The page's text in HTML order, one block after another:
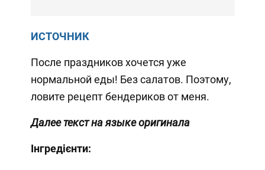
ИСТОЧНИК
После праздников хочется уже
нормальной еды! Без салатов. Поэтому,
ловите рецепт бендериков от меня.
Далее текст на языке оригинала
Інгредієнти: